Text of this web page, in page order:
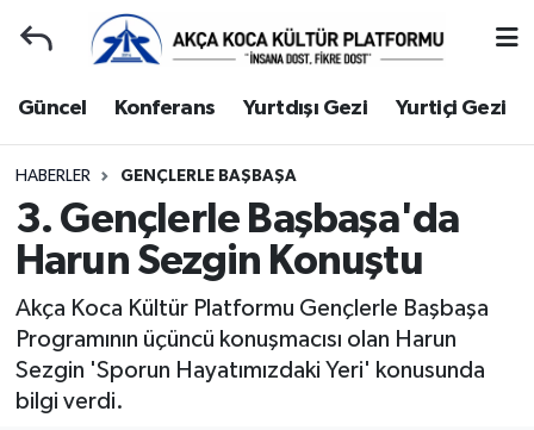
Güncel Konferans Yurtdışı Gezi Yurtiçi Gezi
HABERLER GENÇLERLE BAŞBAŞA
3. Gençlerle Başbaşa'da
Harun Sezgin Konuştu
Akça Koca Kültür Platformu Gençlerle Başbaşa
Programının üçüncü konuşmacısı olan Harun
Sezgin 'Sporun Hayatımızdaki Yeri' konusunda
bilgi verdi.
Gençlerle Başbaşa
Güncel
Konferans
Yurtdışı Gezi
Yurtiçi Gezi
Kocaeli Hava Durumu
Kocaeli Namaz Vakitleri
Kocaeli Trafik Yoğunluk Haritası
Süper Lig Puan Durumu ve Fikstür
Tüm Manşetler